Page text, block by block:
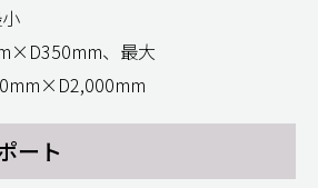
、最大
ート